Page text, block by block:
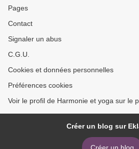
Pages
Contact
Signaler un abus
C.G.U.
Cookies et données personnelles
Préférences cookies
Voir le profil de Harmonie et yoga sur le
Créer un blog sur